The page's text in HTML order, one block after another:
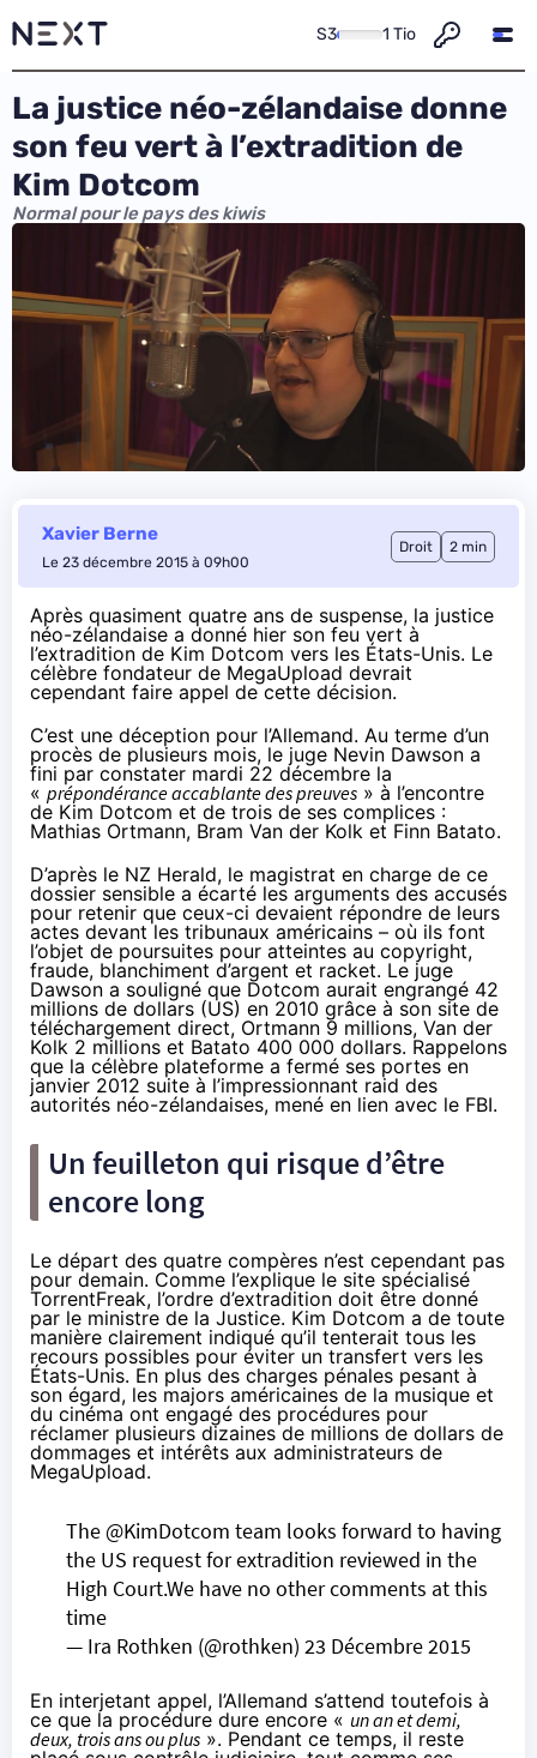
S3 1 Tio
La justice néo-zélandaise donne
son feu vert à l’extradition de
Kim Dotcom
Normal pour le pays des kiwis
Xavier Berne
Le 23 décembre 2015 à 09h00
Droit 2 min
Après quasiment quatre ans de suspense, la justice
néo-zélandaise a donné hier son feu vert à
l’extradition de Kim Dotcom vers les États-Unis. Le
célèbre fondateur de MegaUpload devrait
cependant faire appel de cette décision.
C’est une déception pour l’Allemand. Au terme d’un
procès de plusieurs mois, le juge Nevin Dawson a
fini par constater mardi 22 décembre la
« prépondérance accablante des preuves » à l’encontre
de Kim Dotcom et de trois de ses complices :
Mathias Ortmann, Bram Van der Kolk et Finn Batato.
D’après le NZ Herald, le magistrat en charge de ce
dossier sensible a écarté les arguments des accusés
pour retenir que ceux-ci devaient répondre de leurs
actes devant les tribunaux américains – où ils font
l’objet de poursuites pour atteintes au copyright,
fraude, blanchiment d’argent et racket. Le juge
Dawson a souligné que Dotcom aurait engrangé 42
millions de dollars (US) en 2010 grâce à son site de
téléchargement direct, Ortmann 9 millions, Van der
Kolk 2 millions et Batato 400 000 dollars. Rappelons
que la célèbre plateforme a fermé ses portes en
janvier 2012 suite à l’impressionnant raid des
autorités néo-zélandaises, mené en lien avec le FBI.
Un feuilleton qui risque d’être
encore long
Le départ des quatre compères n’est cependant pas
pour demain. Comme l’explique le site spécialisé
TorrentFreak, l’ordre d’extradition doit être donné
par le ministre de la Justice. Kim Dotcom a de toute
manière clairement indiqué qu’il tenterait tous les
recours possibles pour éviter un transfert vers les
États-Unis. En plus des charges pénales pesant à
son égard, les majors américaines de la musique et
du cinéma ont engagé des procédures pour
réclamer plusieurs dizaines de millions de dollars de
dommages et intérêts aux administrateurs de
MegaUpload.
The @KimDotcom team looks forward to having
the US request for extradition reviewed in the
High Court.We have no other comments at this
time
— Ira Rothken (@rothken) 23 Décembre 2015
En interjetant appel, l’Allemand s’attend toutefois à
ce que la procédure dure encore « un an et demi,
deux, trois ans ou plus ». Pendant ce temps, il reste